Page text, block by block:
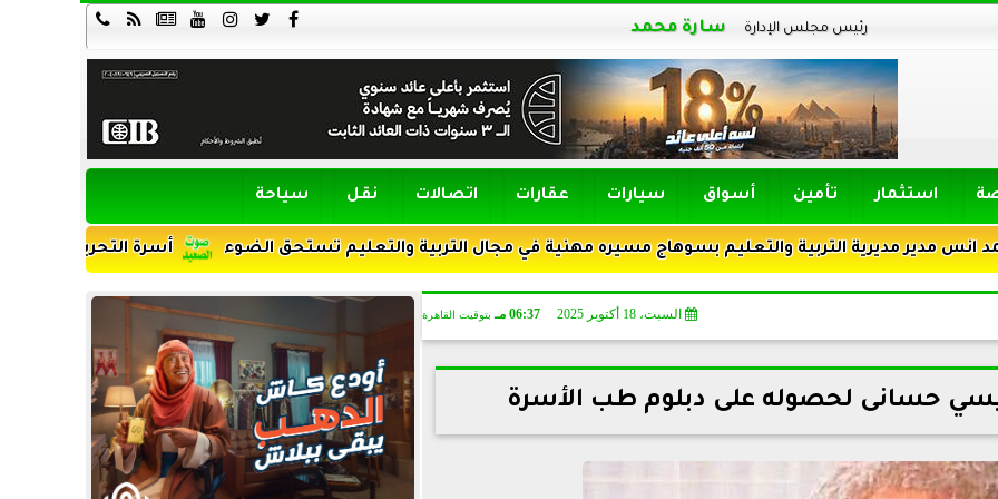






 رئيس مجلس الإدارة سارة محمد
استثمار تأمين أسواق سيارات عقارات اتصالات نقل سياحة
أسرة التحرير يهنئون الدكتور التربية والتعليم بسوهاج مسيره مهنية في مجال التربية والتعليم تستحق الضوء
السبت، 18 أكتوبر 2025 06:37 مـ بتوقيت القاهرة
عيسي حسانى لحصوله على دبلوم طب الأسرة